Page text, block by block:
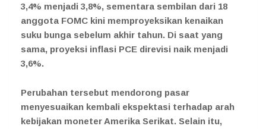
3,4% menjadi 3,8%, sementara sembilan dari 18
anggota FOMC kini memproyeksikan kenaikan
suku bunga sebelum akhir tahun. Di saat yang
sama, proyeksi inflasi PCE direvisi naik menjadi
3,6%.
Perubahan tersebut mendorong pasar
menyesuaikan kembali ekspektasi terhadap arah
kebijakan moneter Amerika Serikat. Selain itu,